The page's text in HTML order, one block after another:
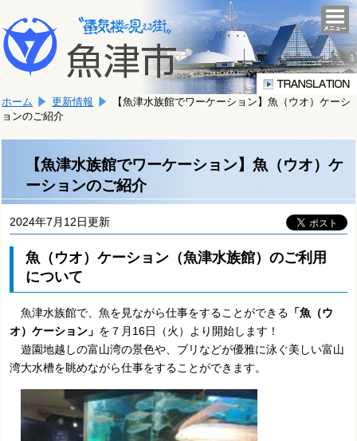
文
へ
移
ま
す。
こ
か
文
で
す。
ホーム 更新情報
【魚津水族館でワーケーション】魚（ウオ）ケーシ
ョンのご紹介
【魚津水族館でワーケーション】魚（ウオ）ケ
ーションのご紹介
2024年7月12日更新
魚（ウオ）ケーション（魚津水族館）のご利用
について
魚津水族館で、魚を見ながら仕事をすることができる 「魚（ウ
オ）ケーション」 を７月16日（火）より開始します！
遊園地越しの富山湾の景色や、ブリなどが優雅に泳ぐ美しい富山
湾大水槽を眺めながら仕事をすることができます。